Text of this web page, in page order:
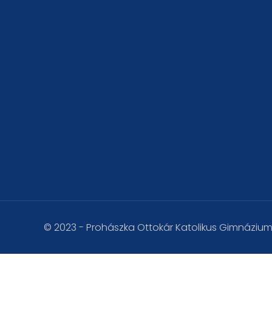
© 2023 - Prohászka Ottokár Katolikus Gimnázium